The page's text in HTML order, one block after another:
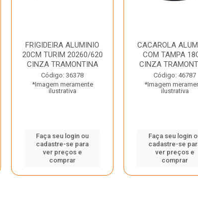
FRIGIDEIRA ALUMINIO
20CM TURIM 20260/620
CINZA TRAMONTINA
Código: 36378
*Imagem meramente
ilustrativa
Faça seu login ou
cadastre-se para
ver preços e
comprar
CACAROLA
COM TAMPA
CINZA
Código: 46787
*Imagem
ilustrativa
Faça seu login
cadastre-se
ver preços e
comprar